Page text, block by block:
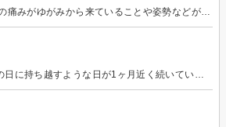
左肩の痛みがあり来院 体の痛みがゆがみから来ていることや姿勢などが原因ということがわかり、施術もやったいただいた早々から体の変化を感じることができたのでとても良かったです。ありがとうございました。